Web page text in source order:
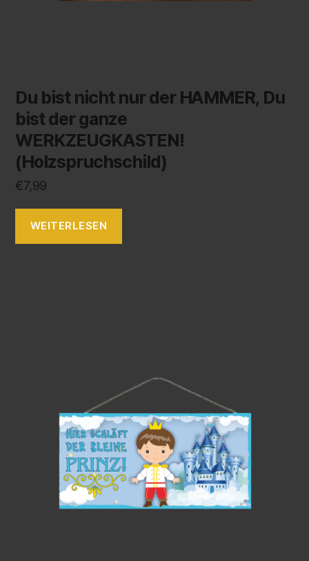
Du bist nicht nur der HAMMER, Du
bist der ganze
WERKZEUGKASTEN!
(Holzspruchschild)
€7,99
WEITERLESEN